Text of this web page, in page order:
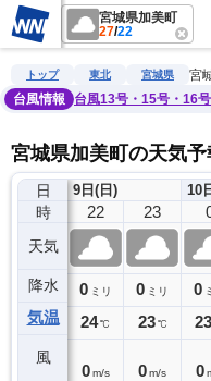
宮城県加美町
27/22
雨雲レーダー 台風情報
トップ 東北 宮城県
宮
台風情報
台風13号・15号・16
宮城県加美町の天気予
日
時
天気
降水
気温
風
9日(日)
21
0ミリ
24℃
22
0 ミリ
24℃
0 m/s
23
0 ミリ
23 ℃
0m/s
10
0
23
0